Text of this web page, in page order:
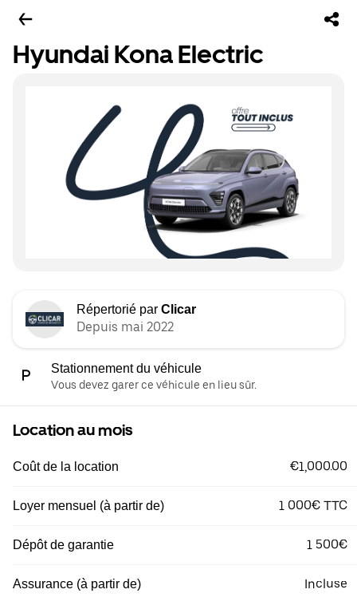
Hyundai Kona Electric
Répertorié par Clicar
Depuis mai 2022
Stationnement du véhicule
Vous devez garer ce véhicule en lieu sûr.
Location au mois
Coût de la location €1,000.00
Loyer mensuel (à partir de) 1 000€ TTC
Dépôt de garantie 1 500€
Assurance (à partir de) Incluse